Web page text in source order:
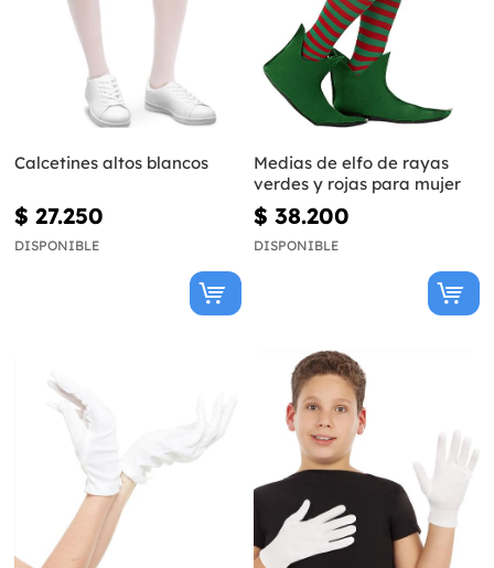
Calcetines altos blancos
$ 27.250
DISPONIBLE
Medias de elfo de rayas
verdes y rojas para mujer
$ 38.200
DISPONIBLE